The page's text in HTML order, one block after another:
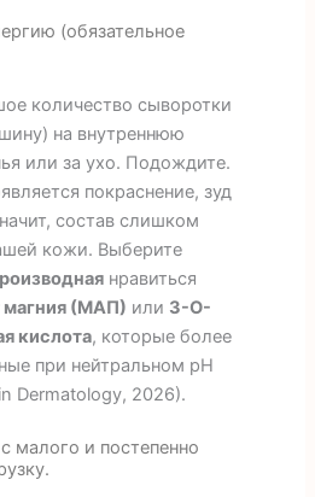
(обязательное
количество сыворотки
на внутреннюю
или за ухо. Подождите.
покраснение, зуд
состав слишком
кожи. Выберите
нравиться
магния (МАП) или 3-O-
кислота, которые более
при нейтральном pH
Dermatology, 2026).
малого и постепенно